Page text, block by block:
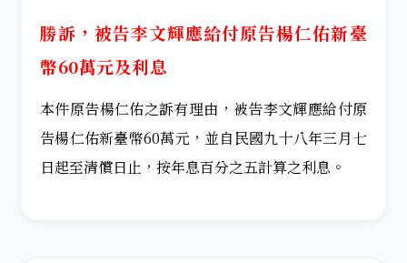
勝訴，被告李文輝應給付原告楊仁佑新臺
幣60萬元及利息
本件原告楊仁佑之訴有理由，被告李文輝應給付原
告楊仁佑新臺幣60萬元，並自民國九十八年三月七
日起至清償日止，按年息百分之五計算之利息。